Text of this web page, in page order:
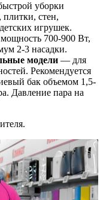
уборки
плитки, стен,
игрушек.
700-900 Вт,
2-3 насадки.
модели — для
Рекомендуется
бак объемом 1,5-
Давление пара на